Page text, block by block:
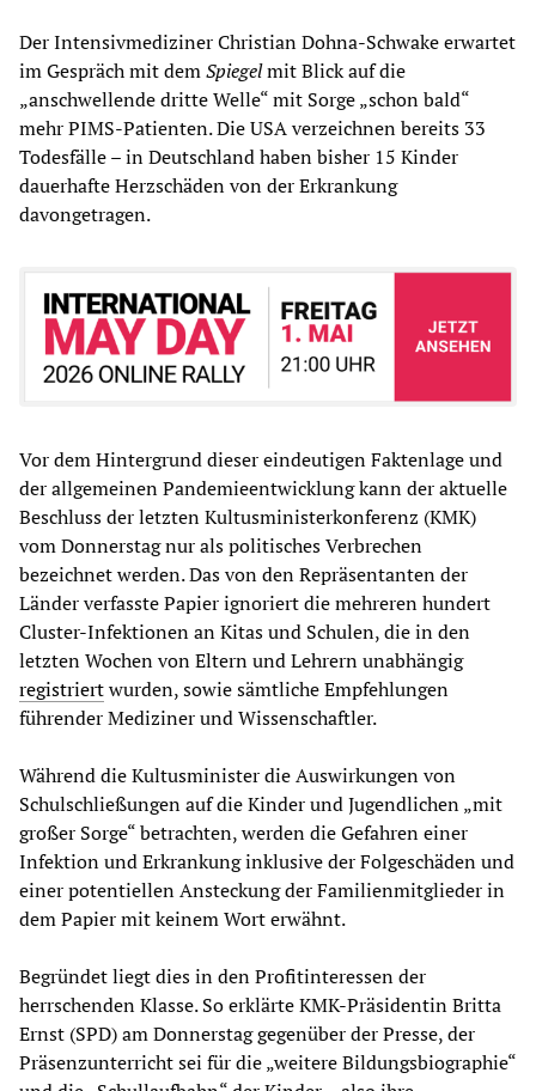
Der Intensivmediziner Christian Dohna-Schwake erwartet
im Gespräch mit demSpiegelmit Blick auf die
„anschwellende dritte Welle“ mit Sorge „schon bald“
mehr PIMS-Patienten. Die USA verzeichnen bereits 33
Todesfälle – in Deutschland haben bisher 15 Kinder
dauerhafte Herzschäden von der Erkrankung
davongetragen.
Vor dem Hintergrund dieser eindeutigen Faktenlage und
der allgemeinen Pandemieentwicklung kann der aktuelle
Beschluss der letzten Kultusministerkonferenz (KMK)
vom Donnerstag nur als politisches Verbrechen
bezeichnet werden. Das von den Repräsentanten der
Länder verfasste Papier ignoriert die mehreren hundert
Cluster-Infektionen an Kitas und Schulen, die in den
letzten Wochen von Eltern und Lehrern unabhängig
registriertwurden, sowie sämtliche Empfehlungen
führender Mediziner und Wissenschaftler.
Während die Kultusminister die Auswirkungen von
Schulschließungen auf die Kinder und Jugendlichen „mit
großer Sorge“ betrachten, werden die Gefahren einer
Infektion und Erkrankung inklusive der Folgeschäden und
einer potentiellen Ansteckung der Familienmitglieder in
dem Papier mit keinem Wort erwähnt.
Begründet liegt dies in den Profitinteressen der
herrschenden Klasse. So erklärte KMK-Präsidentin Britta
Ernst (SPD) am Donnerstag gegenüber der Presse, der
Präsenzunterricht sei für die „weitere Bildungsbiographie“